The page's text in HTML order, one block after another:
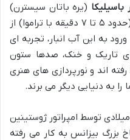
باسیلیکا (یره باتان سیسترن)
قرار دارد که در همان فاصله زمانی (حدود ۵ تا ۷ دقیقه با تراموا) از
به این آب انبار، تجربه ای
تاریک و خنک، صدها ستون
اند و نورپردازی های هنری
به دنیایی دیگر می برند.
توسط امپراتور ژوستینین
بزرگ بیزانس به کار می رفته